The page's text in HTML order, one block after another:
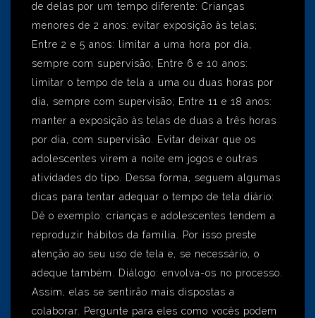
de delas por um tempo diferente: Crianças
menores de 2 anos: evitar exposição às telas;
Entre 2 e 5 anos: limitar a uma hora por dia,
sempre com supervisão; Entre 6 e 10 anos:
limitar o tempo de tela a uma ou duas horas por
dia, sempre com supervisão; Entre 11 e 18 anos:
manter a exposição às telas de duas a três horas
por dia, com supervisão. Evitar deixar que os
adolescentes virem a noite em jogos e outras
atividades do tipo. Dessa forma, seguem algumas
dicas para tentar adequar o tempo de tela diário:
Dê o exemplo: crianças e adolescentes tendem a
reproduzir hábitos da família. Por isso preste
atenção ao seu uso de tela e, se necessário, o
adeque também. Diálogo: envolva-os no processo.
Assim, elas se sentirão mais dispostas a
colaborar. Pergunte para eles como vocês podem